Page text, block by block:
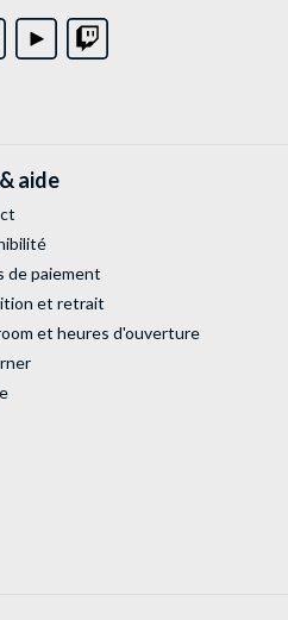
aide
de paiement
et retrait
et heures d'ouverture